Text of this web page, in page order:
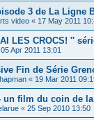
3 de La Ligne
video « 17 May 2011
LES CROCS! ''
05 Apr 2011 13:01
Fin de Série
« 19 Mar 2011
un film du coin de
« 25 Sep 2010 13:50